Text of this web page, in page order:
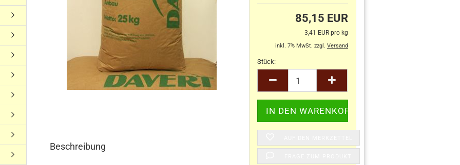
85,15 EUR
3,41 EUR pro kg
inkl. 7% MwSt. zzgl. Versand
Stück:
Stück
Beschreibung